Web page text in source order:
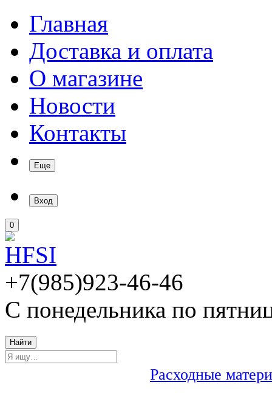
Главная
Доставка и оплата
О магазине
Новости
Контакты
Еще
Вход
0
+7(985)923-46-46
С понедельника по
Найти
Расходные